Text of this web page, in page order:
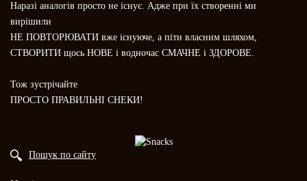
Наразі аналогів просто не існує. Адже при їх створенні ми
вирішили
НЕ ПОВТОРЮВАТИ вже існуюче, а піти власним шляхом,
СТВОРИТИ щось НОВЕ і водночас СМАЧНЕ і ЗДОРОВЕ.
Тож зустрічайте
ПРОСТО ПРАВИЛЬНІ СНЕКИ!
Пошук по сайту